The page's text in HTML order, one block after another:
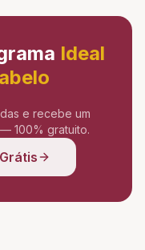
Ideal
e recebe um
100% gratuito.